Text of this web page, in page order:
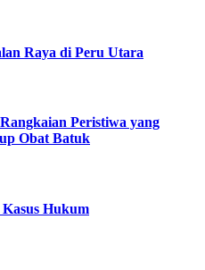
Raya di Peru Utara
Peristiwa yang
Obat Batuk
Hukum